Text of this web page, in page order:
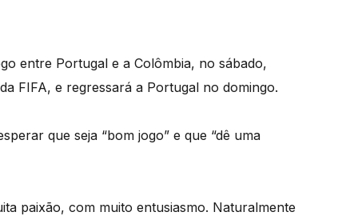
entre Portugal e a Colômbia, no sábado,
FIFA, e regressará a Portugal no domingo.
que seja “bom jogo” e que “dê uma
paixão, com muito entusiasmo. Naturalmente